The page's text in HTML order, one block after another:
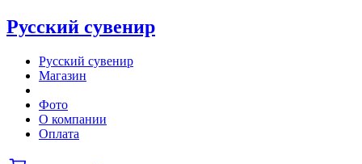
Русский сувенир
Русский сувенир
Магазин
Фото
О компании
Оплата